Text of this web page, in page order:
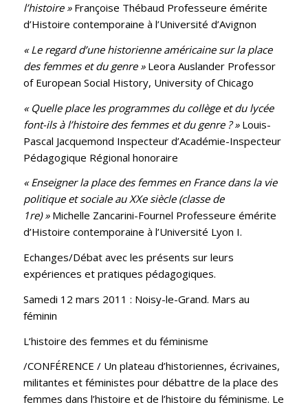
l’histoire »Françoise Thébaud Professeure émérite
d’Histoire contemporaine à l’Université d’Avignon
« Le regard d’une historienne américaine sur la place
des femmes et du genre »Leora Auslander Professor
of European Social History, University of Chicago
« Quelle place les programmes du collège et du lycée
font-ils à l’histoire des femmes et du genre ? »Louis-
Pascal Jacquemond Inspecteur d’Académie-Inspecteur
Pédagogique Régional honoraire
« Enseigner la place des femmes en France dans la vie
politique et sociale au XXe siècle (classe de
1re) »Michelle Zancarini-Fournel Professeure émérite
d’Histoire contemporaine à l’Université Lyon I.
Echanges/Débat avec les présents sur leurs
expériences et pratiques pédagogiques.
Samedi 12 mars 2011 : Noisy-le-Grand. Mars au
féminin
L’histoire des femmes et du féminisme
/CONFÉRENCE / Un plateau d’historiennes, écrivaines,
militantes et féministes pour débattre de la place des
femmes dans l’histoire et de l’histoire du féminisme. Le